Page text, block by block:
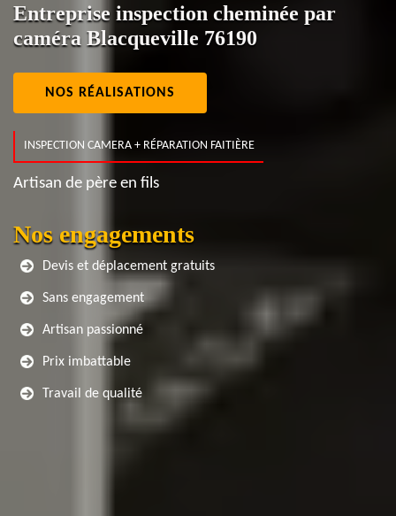
Entreprise inspection cheminée par
caméra Blacqueville 76190
NOS RÉALISATIONS
INSPECTION CAMERA + RÉPARATION FAITIÈRE
Artisan de père en fils
Nos engagements
Devis et déplacement gratuits
Sans engagement
Artisan passionné
Prix imbattable
Travail de qualité